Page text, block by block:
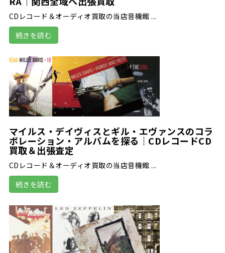
CDレコード＆オーディオ買取の当店音機館 ...
続きを読む
マイルス・デイヴィスとギル・エヴァンスのコラ
ボレーション・アルバムを探る｜CDレコードCD
買取＆出張査定
CDレコード＆オーディオ買取の当店音機館 ...
続きを読む